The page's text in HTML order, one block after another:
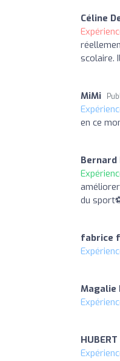
Céline
scolaire.
MiMi
en ce
Bernard
du
fabrice
Magalie